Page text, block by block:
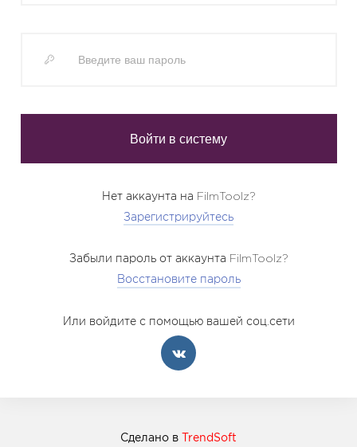
Нет аккаунта на FilmToolz?
Зарегистрируйтесь
Забыли пароль от аккаунта FilmToolz?
Восстановите пароль
Или войдите с помощью вашей соц.сети
Сделано в TrendSoft